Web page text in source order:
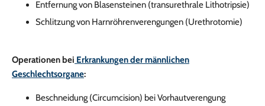
Entfernung von Blasensteinen (transurethrale Lithotripsie)
Schlitzung von Harnröhrenverengungen (Urethrotomie)
Operationen bei Erkrankungen der männlichen
Geschlechtsorgane:
Beschneidung (Circumcision) bei Vorhautverengung